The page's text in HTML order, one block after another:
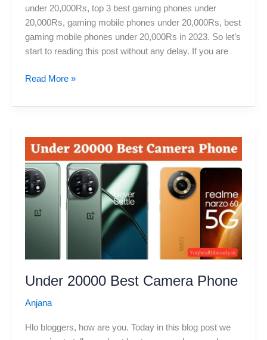
under 20,000Rs, top 3 best gaming phones under
20,000Rs, gaming mobile phones under 20,000Rs, best
gaming mobile phones under 20,000Rs in 2023. So let’s
start to reading this post without any delay. If you are
UNDER
BEST
PHONES
Read More »
Under 20000 Best Camera Phone
Anjana
Hlo bloggers, how are you. Today in this blog post we